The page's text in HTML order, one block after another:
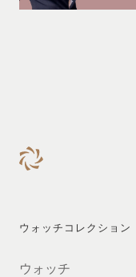
ウォッチコレクション
ウォッチ